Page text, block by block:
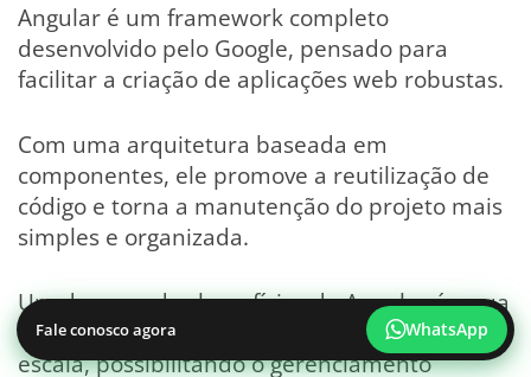
Angular é um framework completo
desenvolvido pelo Google, pensado para
facilitar a criação de aplicações web robustas.
Com uma arquitetura baseada em
componentes, ele promove a reutilização de
código e torna a manutenção do projeto mais
simples e organizada.
Um dos grandes benefícios do Angular é a sua
capacidade de lidar com aplicações de larga
escala, possibilitando o gerenciamento
Fale conosco agora WhatsApp